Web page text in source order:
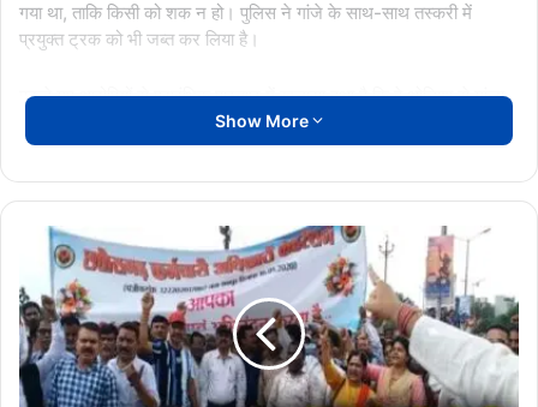
गया था, ताकि किसी को शक न हो। पुलिस ने गांजे के साथ-साथ तस्करी में
प्रयुक्त ट्रक को भी जब्त कर लिया है।
पकड़े गए आरोपियों से प्रारंभिक पूछताछ में खुलासा हुआ है कि वे ओडिशा से गांजा
लेकर उत्तर प्रदेश की ओर जा रहे थे। पुलिस को आशंका है कि यह तस्करी किसी
बड़े अंतरराज्यीय ड्रग सिंडिकेट से जुड़ी हुई है। आरोपियों से नेटवर्क, सप्लायर और
पुलिस अधिकारियों का कहना है कि पूछताछ के आधार पर आने वाले दिनों में और
गिरफ्तारियां हो सकती हैं। मामले में एनडीपीएस एक्ट के तहत कार्रवाई की जा रही
है।
पुलिस ने इस सफल कार्रवाई को मादक पदार्थों के खिलाफ चलाए जा रहे अभियान
की बड़ी सफलता बताया है। अधिकारियों ने कहा कि नशे के कारोबार में लिप्त लोगों
के खिलाफ आगे भी सख्त कार्रवाई जारी रहेगी।
Show More
छत्तीसगढ़
कर्मचारी-
अधिकारी
फेडरेशन
का
"काम
बंद